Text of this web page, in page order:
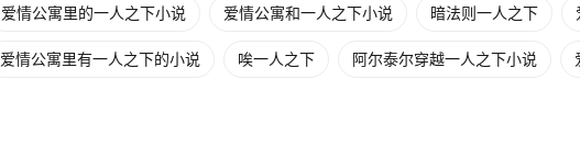
爱情公寓里的一人之下小说 爱情公寓和一人之下小说 暗法则一人之下
爱情公寓里有一人之下的小说 唉一人之下 阿尔泰尔穿越一人之下小说